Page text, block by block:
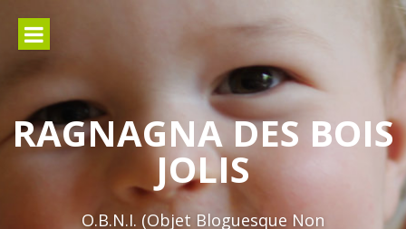
contenu
RAGNAGNA DES BOIS
JOLIS
O.B.N.I. (Objet Bloguesque Non